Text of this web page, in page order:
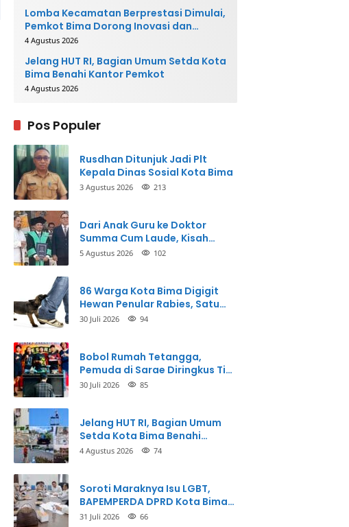
Lomba Kecamatan Berprestasi Dimulai,
Pemkot Bima Dorong Inovasi dan
Pelayanan Cepat
4 Agustus 2026
Jelang HUT RI, Bagian Umum Setda Kota
Bima Benahi Kantor Pemkot
4 Agustus 2026
Pos Populer
Rusdhan Ditunjuk Jadi Plt
Kepala Dinas Sosial Kota Bima
3 Agustus 2026 213
Dari Anak Guru ke Doktor
Summa Cum Laude, Kisah
Taman Firdaus Menginspirasi
5 Agustus 2026 102
86 Warga Kota Bima Digigit
Hewan Penular Rabies, Satu
Korban Meninggal Dunia
30 Juli 2026 94
Bobol Rumah Tetangga,
Pemuda di Sarae Diringkus Tim
Opsnal Polsek Rasbar
30 Juli 2026 85
Jelang HUT RI, Bagian Umum
Setda Kota Bima Benahi
Kantor Pemkot
4 Agustus 2026 74
Soroti Maraknya Isu LGBT,
BAPEMPERDA DPRD Kota Bima
Mulai Bahas Rancangan Perda
31 Juli 2026 66